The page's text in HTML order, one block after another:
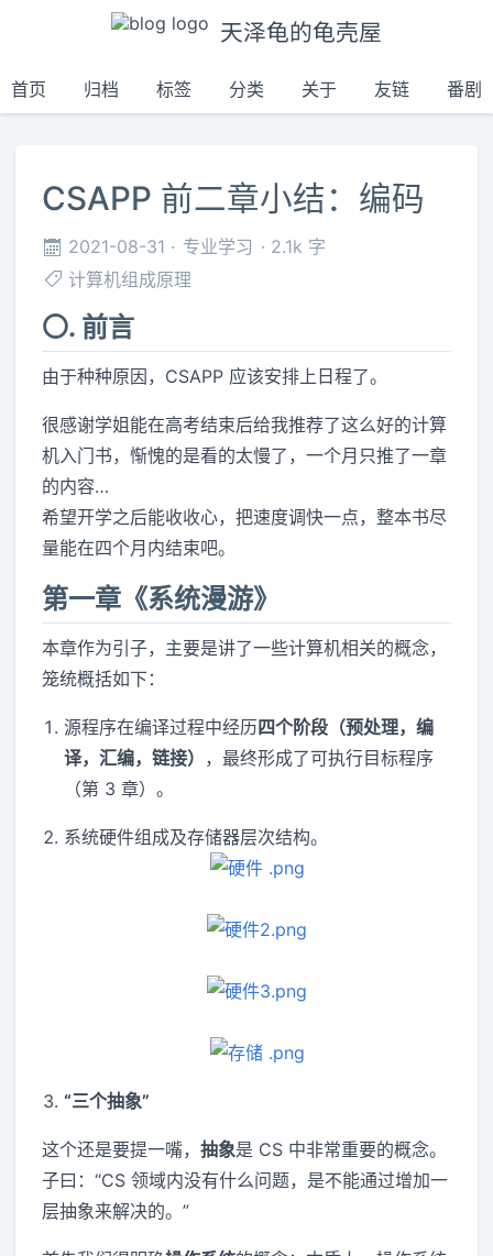
天泽龟的龟壳屋
首页 归档 标签 分类 关于 友链 番剧
CSAPP 前二章小结：编码
2021-08-31 专业学习
2.1k 字
计算机组成原理
〇. 前言
由于种种原因，CSAPP 应该安排上日程了。
很感谢学姐能在高考结束后给我推荐了这么好的计算
机入门书，惭愧的是看的太慢了，一个月只推了一章
的内容…
希望开学之后能收收心，把速度调快一点，整本书尽
量能在四个月内结束吧。
第一章《系统漫游》
本章作为引子，主要是讲了一些计算机相关的概念，
笼统概括如下：
源程序在编译过程中经历四个阶段（预处理，编
译，汇编，链接） ，最终形成了可执行目标程序
（第 3 章）。
系统硬件组成及存储器层次结构。
“三个抽象”
这个还是要提一嘴，抽象是 CS 中非常重要的概念。
子曰：“CS 领域内没有什么问题，是不能通过增加一
层抽象来解决的。”